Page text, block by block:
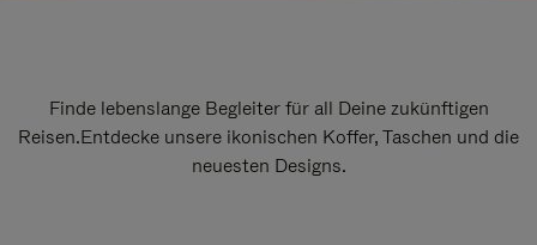
Finde lebenslange Begleiter für all Deine zukünftigen
Reisen.Entdecke unsere ikonischen Koffer, Taschen und die
neuesten Designs.